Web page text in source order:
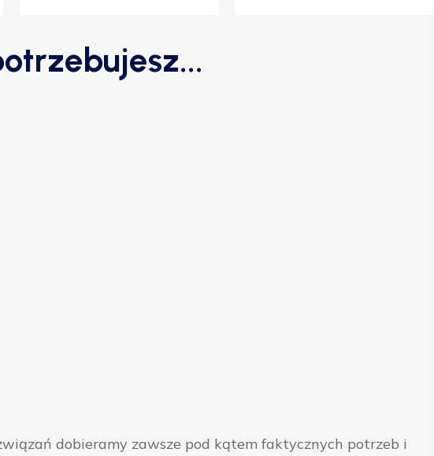
dobieramy zawsze pod kątem faktycznych potrzeb i